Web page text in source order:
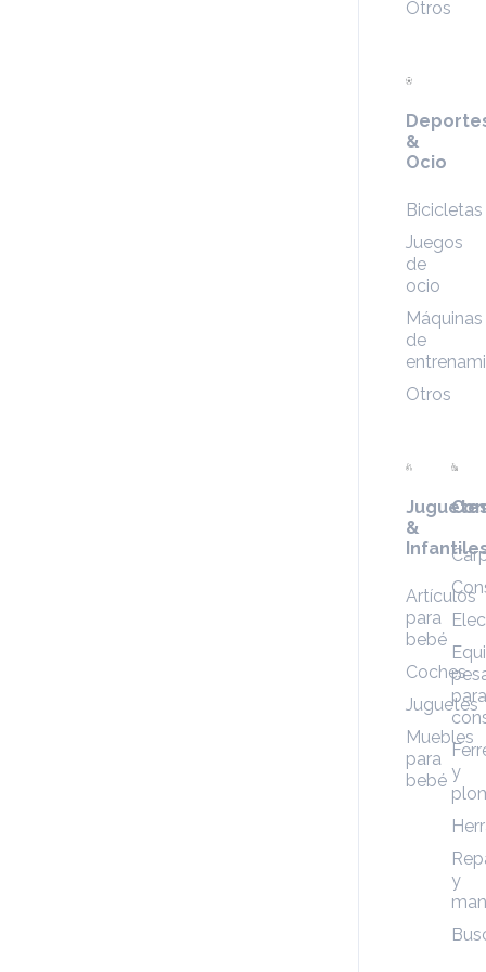
Otros
&
Ocio
Bicicletas
Juegos
de
ocio
Máquinas
de
Otros
&
Artículos
para
bebé
Coches
Juguetes
Muebles
para
bebé
para
y
y